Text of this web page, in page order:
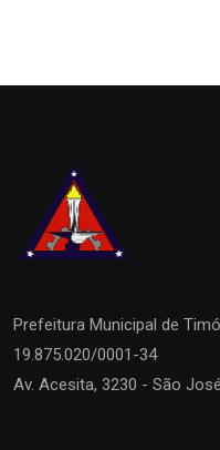
Prefeitura Municipal de
19.875.020/0001-34
Av. Acesita, 3230 - São